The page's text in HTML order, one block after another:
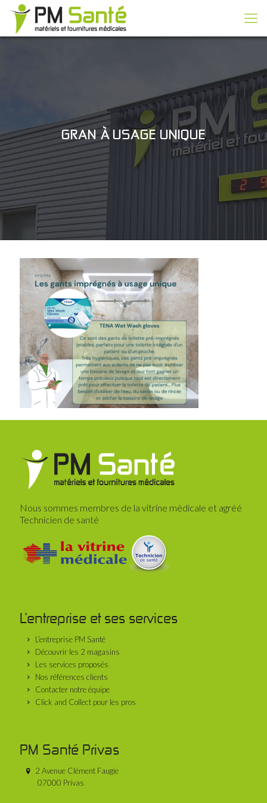
GRAN À USAGE UNIQUE
Nous sommes membres de la vitrine médicale et agréé
Technicien de santé
L’entreprise et ses services
L’entreprise PM Santé
Découvrir les 2 magasins
Les services proposés
Nos références clients
Contacter notre équipe
Click and Collect pour les pros
PM Santé Privas
2 Avenue Clément Faugie
07000 Privas